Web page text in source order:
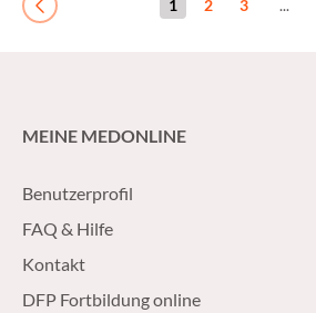
Previous 1 2 3 ...
MEINE MEDONLINE
Benutzerprofil
FAQ & Hilfe
Kontakt
DFP Fortbildung online